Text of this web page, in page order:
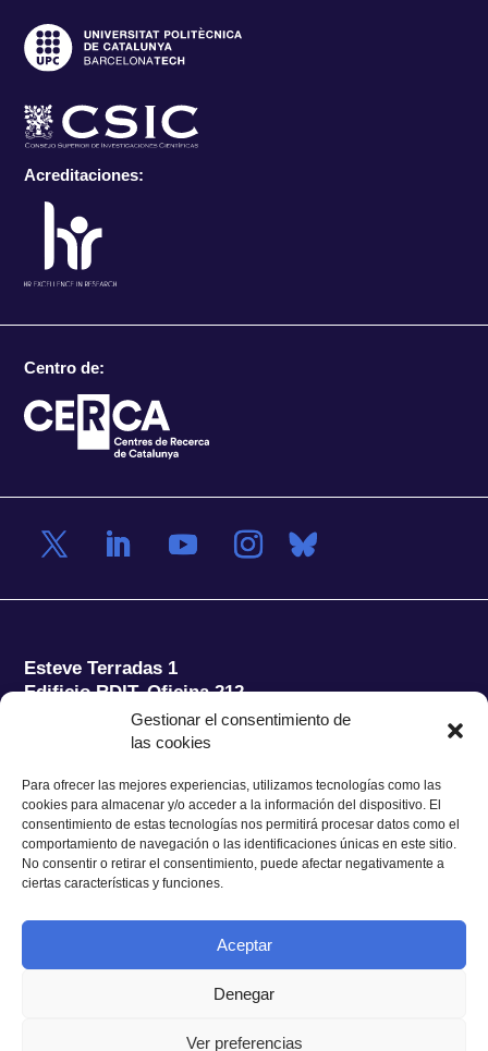
Gestionar el consentimiento de
las cookies
Para ofrecer las mejores experiencias, utilizamos tecnologías como las
cookies para almacenar y/o acceder a la información del dispositivo. El
consentimiento de estas tecnologías nos permitirá procesar datos como el
comportamiento de navegación o las identificaciones únicas en este sitio.
No consentir o retirar el consentimiento, puede afectar negativamente a
ciertas características y funciones.
Aceptar
Denegar
Ver preferencias
Acreditaciones:
Centro de:
Esteve Terradas 1
Edificio RDIT, Oficina 212
Parc Mediterrani de la Tecnologia (PMT) Campus
08860 Castelldefels (Barcelona)
Tel.:+34 93 280 2088
Fax:+34 93 280 6395
E-mail:ieec@ieec.cat